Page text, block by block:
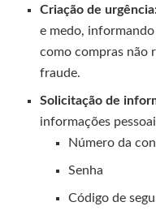
Criação de
e medo,
como compras não
fraude.
Solicitação de
informações
Número da
Senha
Código de